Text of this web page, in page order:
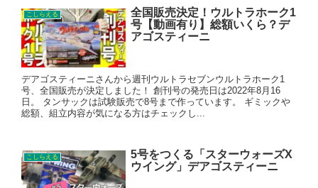
こしらえる
全国販売決定！ウルトラホーク1
号【動画有り】総額いくら？デ
アゴスティーニ
デアゴスティーニさんから週刊ウルトラセブンウルトラホーク1
号、全国販売が決定しました！ 創刊号の発売日は2022年8月16
日。 タンサックは試験販売で8号まで作っています。 ギミックや
総額、組立内容が気になる方はチェックし...
こしらえる
5号をつくる「スターウォーズX
ウイング」デアゴスティーニ